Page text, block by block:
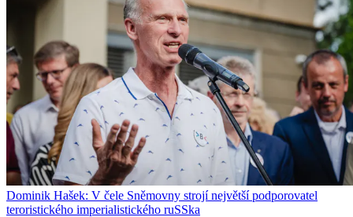
Dominik Hašek: V čele Sněmovny strojí největší podporovatel
teroristického imperialistického ruSSka